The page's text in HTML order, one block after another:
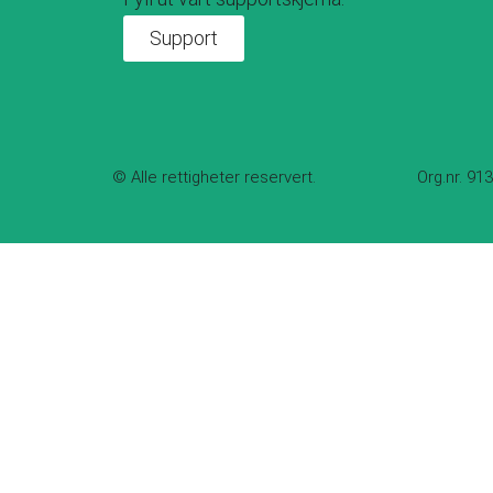
Support
© Alle rettigheter reservert. Org.nr.